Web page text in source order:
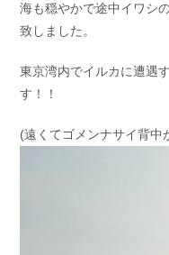
お問い合わせ
Contact us
採用情報
海も穏やかで途中イワシ
致しました。
東京湾内でイルカに遭遇
す！！
(遠くてゴメンナサイ背中